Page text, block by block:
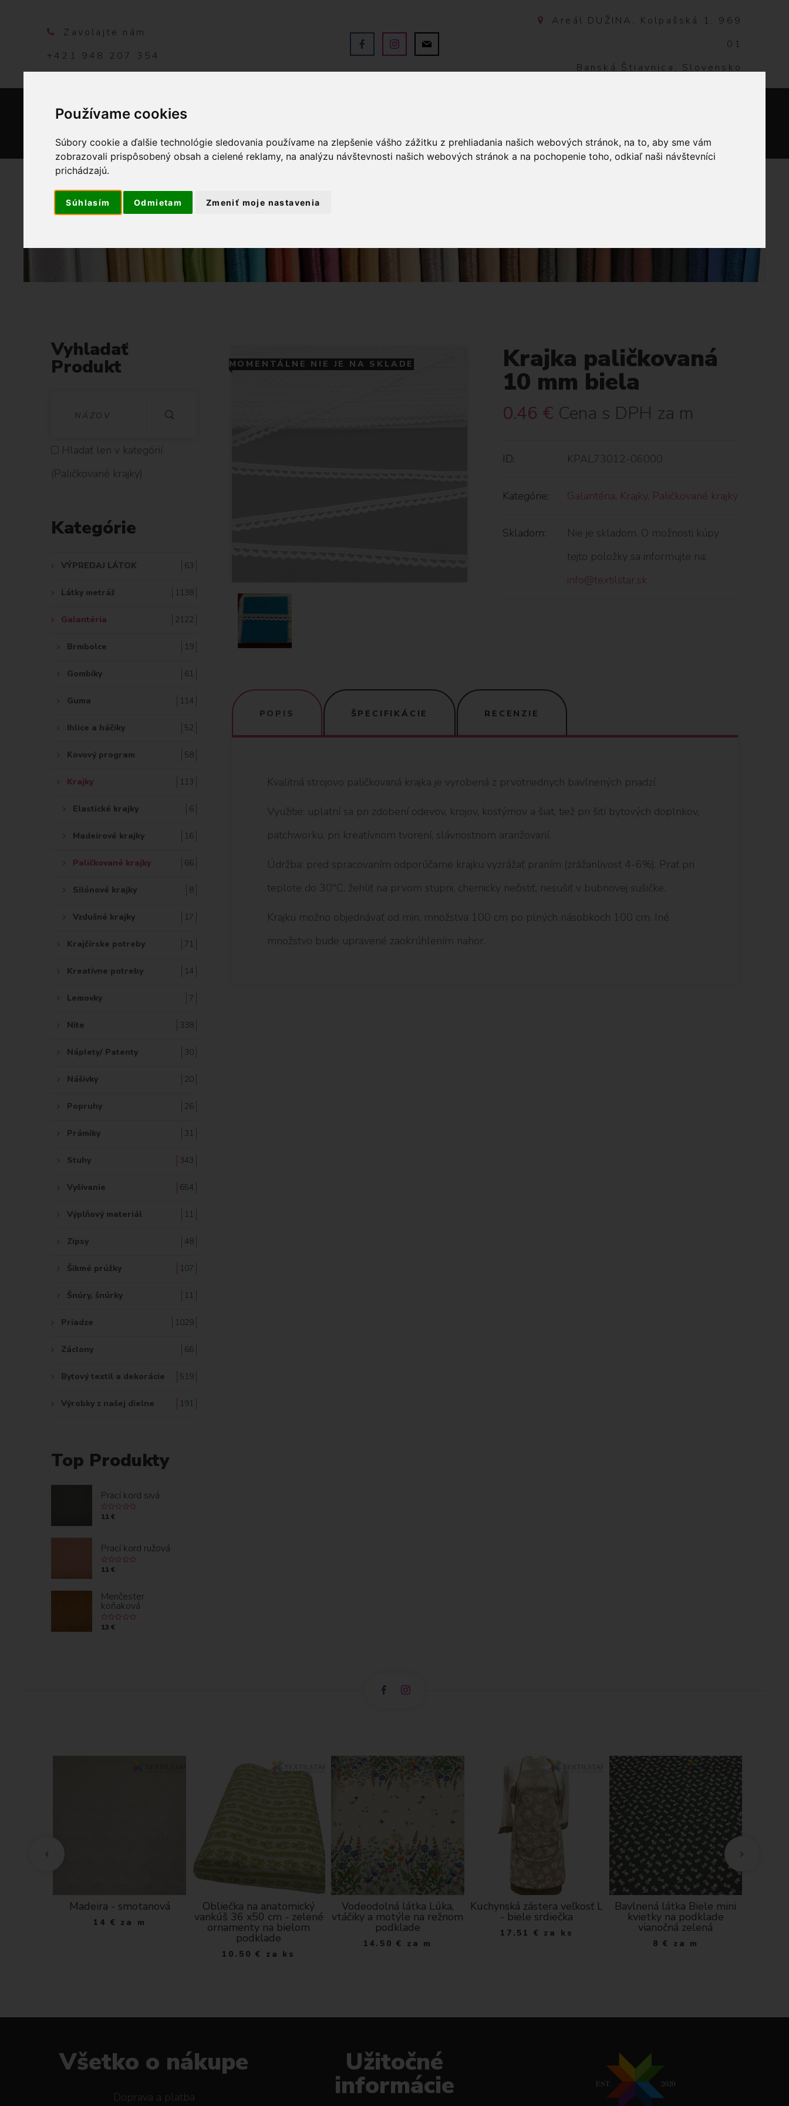
Používame cookies
Súbory cookie a ďalšie technológie sledovania používame na zlepšenie vášho zážitku z prehliadania našich webových stránok, na to, aby sme vám
zobrazovali prispôsobený obsah a cielené reklamy, na analýzu návštevnosti našich webových stránok a na pochopenie toho, odkiaľ naši návštevníci
prichádzajú.
Súhlasím Odmietam Zmeniť moje nastavenia
Zavolajte nám
+421 948 207 354
Areál DUŽINA, Kolpašská 1, 969
01
Banská Štiavnica, Slovensko
MOMENTÁLNE NIE JE NA SKLADE Krajka paličkovaná
10 mm biela
0.46 € Cena s DPH za m
ID: KPAL73012-06000
Kategórie: Galantéria, Krajky, Paličkované krajky
Skladom:
Nie je skladom. O možnosti kúpy
tejto položky sa informujte na:
info@textilstar.sk
POPIS ŠPECIFIKÁCIE RECENZIE
Kvalitná strojovo paličkovaná krajka je vyrobená z prvotriednych bavlnených priadzí.
Využitie: uplatní sa pri zdobení odevov, krojov, kostýmov a šiat, tiež pri šití bytových doplnkov,
patchworku, pri kreatívnom tvorení, slávnostnom aranžovaní.
Údržba: pred spracovaním odporúčame krajku vyzrážať praním (zrážanlivosť 4-6%). Prať pri
teplote do 30°C, žehliť na prvom stupni, chemicky nečistiť, nesušiť v bubnovej sušičke.
Krajku možno objednávať od min. množstva 100 cm po plných násobkoch 100 cm. Iné
množstvo bude upravené zaokrúhlením nahor.
Vyhladať
Produkt
H
L
D
Ť
:
Hladať len v kategórií
(Paličkované krajky)
Kategórie
VÝPREDAJ LÁTOK 63
Látky metráž 1138
Galantéria 2122
Brmbolce 19
Gombíky 61
Guma 114
Ihlice a háčiky 52
Kovový program 58
Krajky 113
Elastické krajky 6
Madeirové krajky 16
Paličkované krajky 66
Silónové krajky 8
Vzdušné krajky 17
Krajčírske potreby 71
Kreatívne potreby 14
Lemovky 7
Nite 338
Náplety/ Patenty 30
Nášivky 20
Popruhy 26
Prámiky 31
Stuhy 343
Vyšívanie 654
Výplňový materiál 11
Zipsy 48
Šikmé prúžky 107
Šnúry, šnúrky 11
Priadze 1029
Záclony 66
Bytový textil a dekorácie 519
Výrobky z našej dielne 191
Top Produkty
Prací kord sivá
11 €
Prací kord ružová
11 €
Menčester
koňaková
13 €
Madeira - smotanová
14 € za m
Obliečka na anatomický
vankúš 36 x50 cm - zelené
ornamenty na bielom
podklade
10.50 € za ks
Vodeodolná látka Lúka,
vtáčiky a motýle na režnom
podklade
14.50 € za m
Kuchynská zástera veľkosť L
- biele srdiečka
17.51 € za ks
Bavlnená látka Biele mini
kvietky na podklade
vianočná zelená
8 € za m
Všetko o nákupe
Doprava a platba
Užitočné
informácie